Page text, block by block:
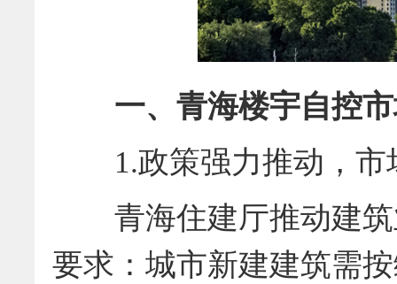
一、青海楼宇自控
1.政策强力推动，市
青海住建厅推动建筑
要求：城市新建建筑需